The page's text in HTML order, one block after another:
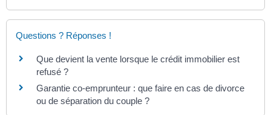
Questions ? Réponses !
Que devient la vente lorsque le crédit immobilier est
refusé ?
Garantie co-emprunteur : que faire en cas de divorce
ou de séparation du couple ?